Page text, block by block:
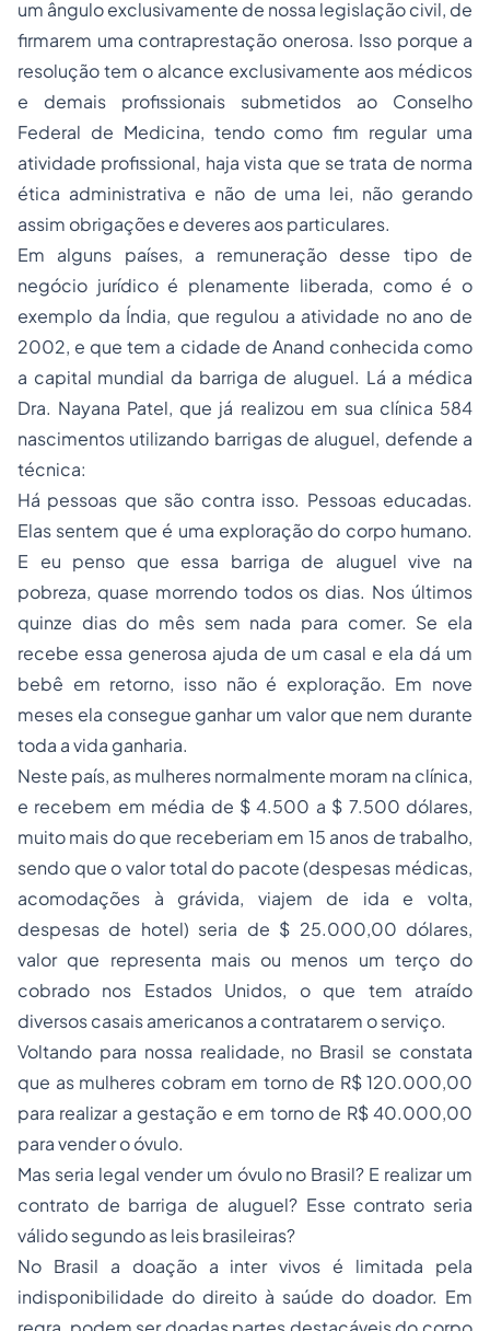
um ângulo exclusivamente de nossa legislação civil, de
firmarem uma contraprestação onerosa. Isso porque a
resolução tem o alcance exclusivamente aos médicos
e demais profissionais submetidos ao Conselho
Federal de Medicina, tendo como fim regular uma
atividade profissional, haja vista que se trata de norma
ética administrativa e não de uma lei, não gerando
assim obrigações e deveres aos particulares.
Em alguns países, a remuneração desse tipo de
negócio jurídico é plenamente liberada, como é o
exemplo da Índia, que regulou a atividade no ano de
2002, e que tem a cidade de Anand conhecida como
a capital mundial da barriga de aluguel. Lá a médica
Dra. Nayana Patel, que já realizou em sua clínica 584
nascimentos utilizando barrigas de aluguel, defende a
técnica:
Há pessoas que são contra isso. Pessoas educadas.
Elas sentem que é uma exploração do corpo humano.
E eu penso que essa barriga de aluguel vive na
pobreza, quase morrendo todos os dias. Nos últimos
quinze dias do mês sem nada para comer. Se ela
recebe essa generosa ajuda de um casal e ela dá um
bebê em retorno, isso não é exploração. Em nove
meses ela consegue ganhar um valor que nem durante
toda a vida ganharia.
Neste país, as mulheres normalmente moram na clínica,
e recebem em média de $ 4.500 a $ 7.500 dólares,
muito mais do que receberiam em 15 anos de trabalho,
sendo que o valor total do pacote (despesas médicas,
acomodações à grávida, viajem de ida e volta,
despesas de hotel) seria de $ 25.000,00 dólares,
valor que representa mais ou menos um terço do
cobrado nos Estados Unidos, o que tem atraído
diversos casais americanos a contratarem o serviço.
Voltando para nossa realidade, no Brasil se constata
que as mulheres cobram em torno de R$ 120.000,00
para realizar a gestação e em torno de R$ 40.000,00
para vender o óvulo.
Mas seria legal vender um óvulo no Brasil? E realizar um
contrato de barriga de aluguel? Esse contrato seria
válido segundo as leis brasileiras?
No Brasil a doação a inter vivos é limitada pela
indisponibilidade do direito à saúde do doador. Em